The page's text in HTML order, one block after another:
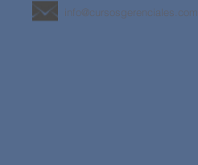
info@cursosgerenciales.com